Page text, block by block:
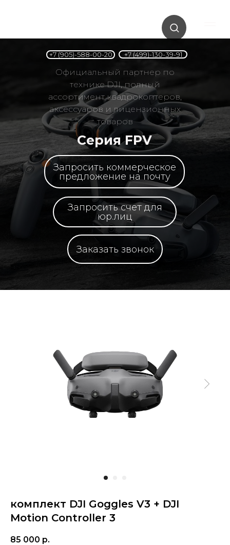
Серия FPV
Официальный партнер по
технике DJI, полный
ассортимент квадрокоптеров,
аксессуаров и лицензионных
товаров
Заказать звонок
Запросить коммерческое
предложение на почту
Запросить счет для
юр.лиц
+7 (499)-130-39-91
+7 (905)-588-00-20
комплект DJI Goggles V3 + DJI
Motion Controller 3
85 000 р.